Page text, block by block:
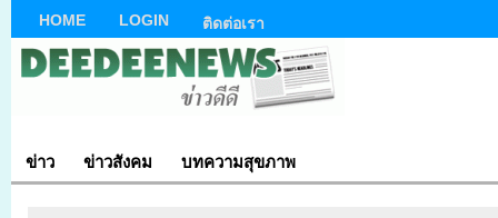
HOME LOGIN ติดต่อเรา
ข่าว ข่าวสังคม บทความสุขภาพ